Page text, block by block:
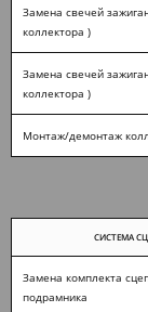
Замена свечей
коллектора )
Замена свечей
коллектора )
Монтаж/демонтаж
СИСТЕМА
Замена комплекта
подрамника